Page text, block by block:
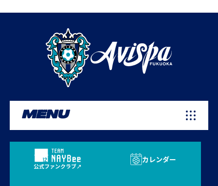
MENU
公式ファンクラブ
カレンダー